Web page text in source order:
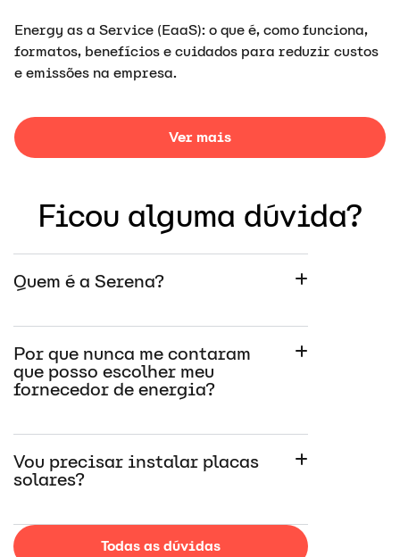
Energy as a Service (EaaS): o que é, como funciona,
formatos, benefícios e cuidados para reduzir custos
e emissões na empresa.
Ver mais
Ficou alguma dúvida?
Quem é a Serena?
Por que nunca me contaram
que posso escolher meu
fornecedor de energia?
Vou precisar instalar placas
solares?
Todas as dúvidas